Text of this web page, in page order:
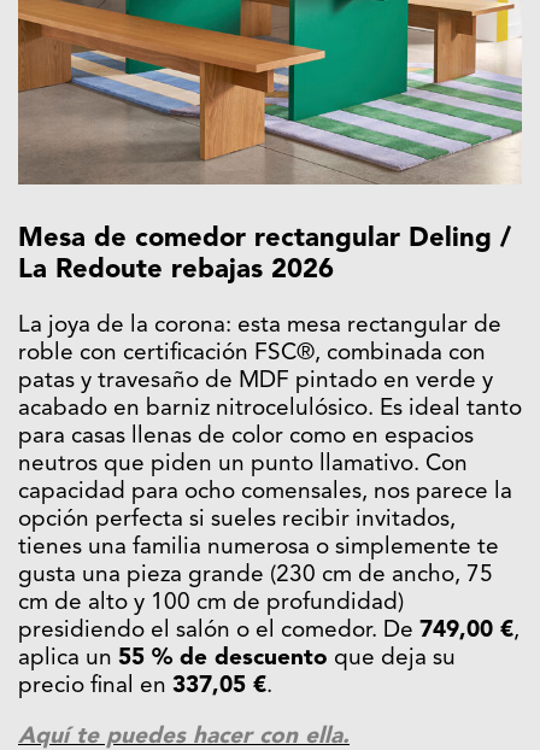
Mesa de comedor rectangular Deling /
La Redoute rebajas 2026
La joya de la corona: esta mesa rectangular de
roble con certificación FSC®, combinada con
patas y travesaño de MDF pintado en verde y
acabado en barniz nitrocelulósico. Es ideal tanto
para casas llenas de color como en espacios
neutros que piden un punto llamativo. Con
capacidad para ocho comensales, nos parece la
opción perfecta si sueles recibir invitados,
tienes una familia numerosa o simplemente te
gusta una pieza grande (230 cm de ancho, 75
cm de alto y 100 cm de profundidad)
presidiendo el salón o el comedor. De 749,00 €,
aplica un 55 % de descuento que deja su
precio final en 337,05 €.
Aquí te puedes hacer con ella.